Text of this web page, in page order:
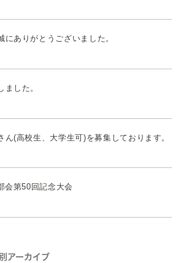
にありがとうございました。
した。
ん(高校生、大学生可)を募集しております。
会第50回記念大会
アーカイブ